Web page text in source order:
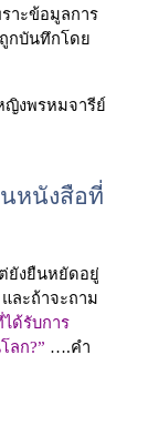
าะข้อมูลการ
กบันทึกโดย
ญิงพรหมจารีย์
นหนังสือที่
ยังยืนหยัดอยู่
ละถ้าจะถาม
ด้รับการ
ลก?” ….คำ